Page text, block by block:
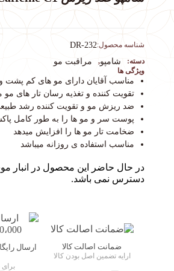
شناسه محصول:DR-232
دسته: شامپو, مراقبت مو
ویژگی ها
مناسب آقایان دارای مو های کم پشت
تقویت کننده و تغذیه رسان تار های مو
ضد ریزش مو و تقویت کننده رشد
پوست سر و مو ها را به طور کامل
ضخامت تار مو ها را افزایش میدهد
مناسب استفاده ی روزانه میباشد
در حال حاضر این محصول در انبار
دسترس نمی باشد.
ضمانت اصالت کالا
ارایه تضمین اصل بودن کالا